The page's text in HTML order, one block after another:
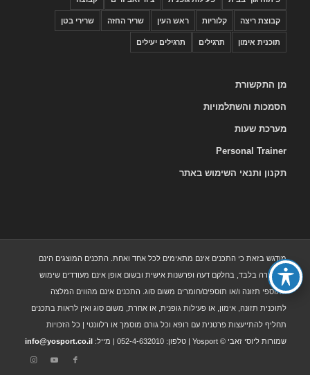
קבוצת ריצה קלוריות ראש העין שריר החזה שרירי בטן
תוכנית אימון תרגילים תרגילים יעילים
מן התקשורת
הסמכות והשתלמויות
מערכת שעות
Personal Trainer
תקנון ותנאי השימוש באתר
מודגש בזאת כי התכנים אינם מתאימים לכל אחד ואחת. התכנים המוצגים הינם
להעשרה בלבד, בחלקם דעה ופרשנות אישית ובשום אופן אינם מעודדים שימוש
בתוספי תזונה ו/או תוספים/חומרים משום סוג. התכנים אינם מהווים המלצה
לתוכנית תזונה, אימון, או פעילות גופנית, או אחרת, משום סוג ואין לראות בתכנים
תחליף להתייעצות פרטנית עם רופא וכל גורם מוסמך או רלוונטי | כל הזכויות
שמורות ליוסי זאבי © Yosport | טלפון: 052-4-632010 | מייל:
info@yosport.co.il